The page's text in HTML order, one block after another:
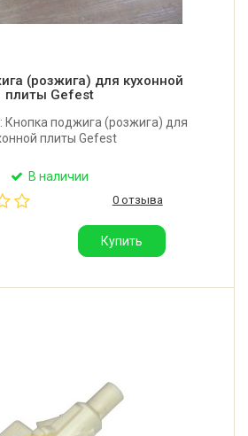
(розжига) для кухонной
плиты Gefest
Кнопка поджига (розжига) для
плиты Gefest
В наличии
0 отзыва
Купить